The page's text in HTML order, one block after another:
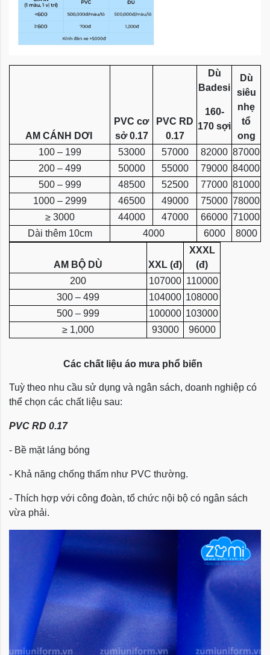
AM CÁNH DƠI
PVC cơ
sở 0.17
PVC RD
0.17
Dù
Badesi
160-
170 sợi
Dù
siêu
nhẹ
tổ
ong
100 – 199
53000 57000 82000 87000
200 – 499
50000 55000 79000 84000
500 – 999
48500 52500 77000 81000
1000 – 2999
46500 49000 75000 78000
≥ 3000
44000 47000 66000 71000
Dài thêm 10cm
4000 6000 8000
AM BỘ DÙ XXL (đ)
XXXL
(đ)
200
107000 110000
300 – 499
104000 108000
500 – 999
100000 103000
≥ 1,000
93000 96000
Các chất liệu áo mưa phổ biến
Tuỳ theo nhu cầu sử dụng và ngân sách, doanh nghiệp có
thể chọn các chất liệu sau:
PVC RD 0.17
- Bề mặt láng bóng
- Khả năng chống thấm như PVC thường.
- Thích hợp với công đoàn, tổ chức nội bộ có ngân sách
vừa phải.